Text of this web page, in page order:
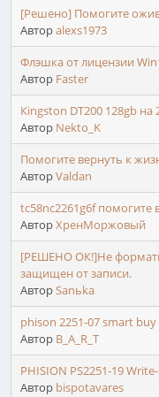
[Решено] Помогите
Авторalexs1973
Флэшка от лицензии
Автор Faster
Кingston DT200 128gb на
Автор Nekto_K
Помогите вернуть к
АвторValdan
tc58nc2261g6f помогите
АвторХренМоржовый
[РЕШЕНО ОК!]Не
защищен от записи.
АвторSanьka
phison 2251-07 smart buy
Автор B_A_R_T
PHISION PS2251-19
Автор bispotavares